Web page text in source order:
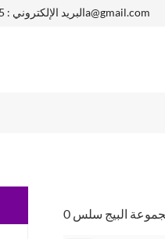
البريد الإلكتروني :1402410005a@gmail.com